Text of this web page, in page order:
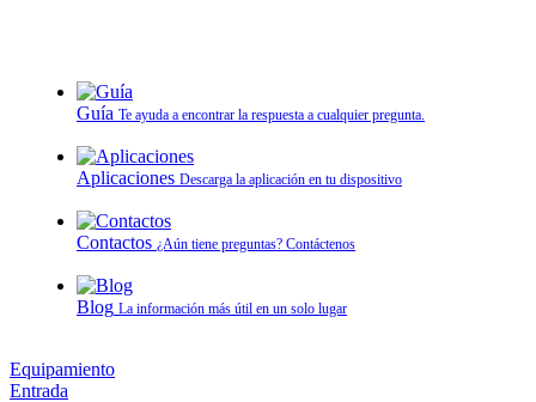
Guía Te ayuda a encontrar la respuesta a cualquier pregunta.
Aplicaciones Descarga la aplicación en tu dispositivo
Contactos ¿Aún tiene preguntas? Contáctenos
Blog La información más útil en un solo lugar
Equipamiento
Entrada